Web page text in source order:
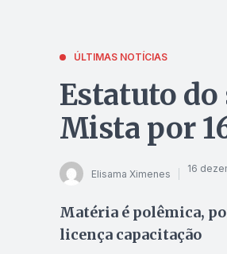
ÚLTIMAS NOTÍCIAS
Estatuto do
Mista por
Elisama Ximenes 16
Matéria é polêmica,
licença capacitação